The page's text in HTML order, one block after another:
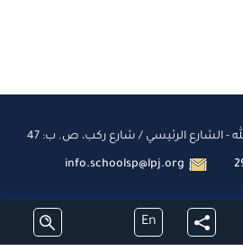
En
- الشارع الرئيسي / شارع ركب، ص. ب: 47
info.schoolsp@lpj.org